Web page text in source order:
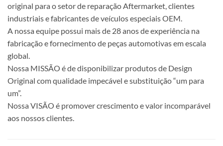
original para o setor de reparação Aftermarket, clientes
industriais e fabricantes de veículos especiais OEM.
A nossa equipe possui mais de 28 anos de experiência na
fabricação e fornecimento de peças automotivas em escala
global.
Nossa MISSÃO é de disponibilizar produtos de Design
Original com qualidade impecável e substituição “um para
um”.
Nossa VISÃO é promover crescimento e valor incomparável
aos nossos clientes.